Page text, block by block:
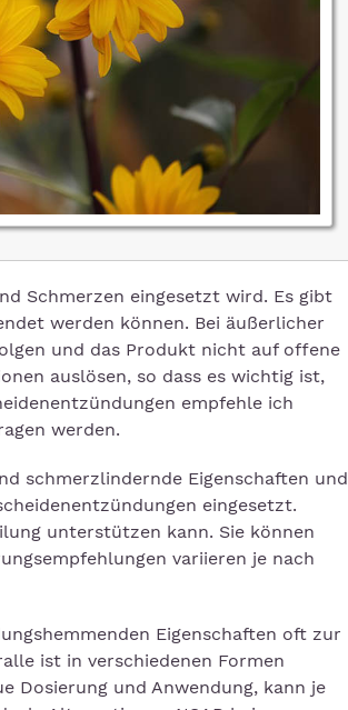
Schmerzen eingesetzt wird. Es gibt
werden können. Bei äußerlicher
und das Produkt nicht auf offene
auslösen, so dass es wichtig ist,
empfehle ich
werden.
schmerzlindernde Eigenschaften und
eingesetzt.
unterstützen kann. Sie können
variieren je nach
Eigenschaften oft zur
ist in verschiedenen Formen
Dosierung und Anwendung, kann je